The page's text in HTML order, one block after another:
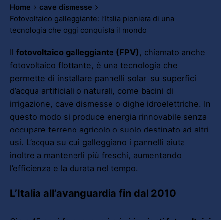
Home
cave dismesse
Fotovoltaico galleggiante: l’Italia pioniera di una
tecnologia che oggi conquista il mondo
Il fotovoltaico galleggiante (FPV) , chiamato anche
fotovoltaico flottante, è una tecnologia che
permette di installare pannelli solari su superfici
d’acqua artificiali o naturali, come bacini di
irrigazione, cave dismesse o dighe idroelettriche. In
questo modo si produce energia rinnovabile senza
occupare terreno agricolo o suolo destinato ad altri
usi. L’acqua su cui galleggiano i pannelli aiuta
inoltre a mantenerli più freschi, aumentando
l’efficienza e la durata nel tempo.
L’Italia all’avanguardia fin dal 2010